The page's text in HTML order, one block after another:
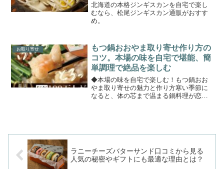
北海道の本格ジンギスカンを自宅で楽し
むなら、松尾ジンギスカン通販がおすす
め。
お取り寄せ
もつ鍋おおやま取り寄せ作り方の
コツ。本場の味を自宅で堪能、簡
単調理で絶品を楽しむ
◆本場の味を自宅で楽しむ！もつ鍋おお
やま取り寄せの魅力と作り方寒い季節に
なると、体の芯まで温まる鍋料理が恋し
ラニーチーズバターサンド口コミから見る
人気の秘密やギフトにも最適な理由とは？